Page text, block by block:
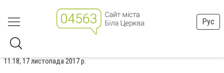
Рус
11:18, 17 листопада 2017 р.